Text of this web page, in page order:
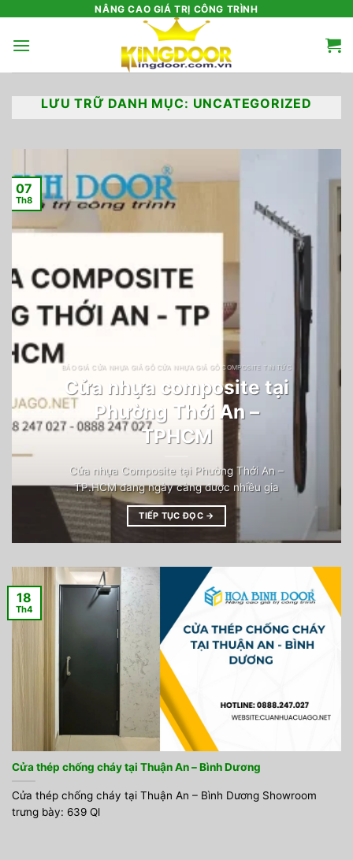
nội
NÂNG CAO GIÁ TRỊ CÔNG TRÌNH
LƯU TRỮ DANH MỤC: UNCATEGORIZED
BÁO GIÁ CỬA NHỰA GIẢ GỖ CỬA NHỰA GIẢ GỖ COMPOSITE TIN TỨC
Cửa nhựa composite tại
Phường Thới An –
TPHCM
Cửa nhựa Composite tại Phường Thới An –
TP.HCM đang ngày càng được nhiều gia
TIẾP TỤC ĐỌC →
07
Th8
Cửa thép chống cháy tại Thuận An – Bình Dương
Cửa thép chống cháy tại Thuận An – Bình Dương Showroom
trưng bày: 639 Ql
18
Th4